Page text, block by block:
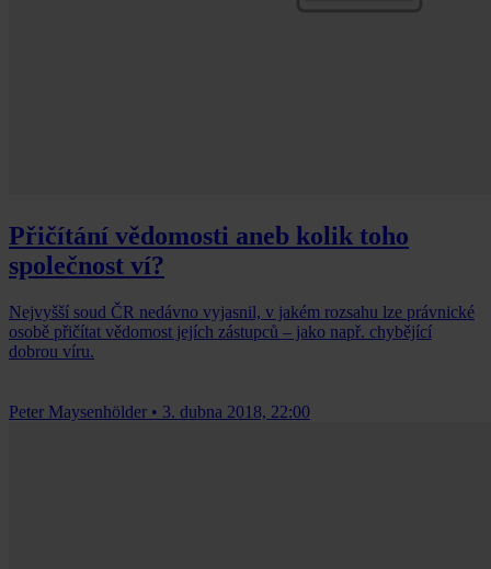
Přičítání vědomosti aneb kolik toho
společnost ví?
Nejvyšší soud ČR nedávno vyjasnil, v jakém rozsahu lze právnické
osobě přičítat vědomost jejích zástupců – jako např. chybějící
dobrou víru.
Peter Maysenhölder • 3. dubna 2018, 22:00